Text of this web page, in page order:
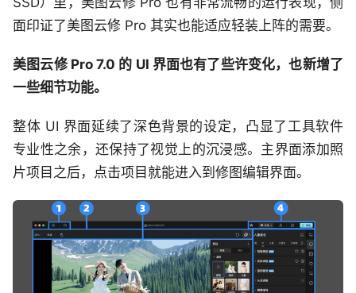
面印证了美图云修 Pro 其实也能适应轻装上阵的需要。
美图云修 Pro 7.0 的 UI 界面也有了些许变化，也新增了
一些细节功能。
整体 UI 界面延续了深色背景的设定，凸显了工具软件
专业性之余，还保持了视觉上的沉浸感。主界面添加照
片项目之后，点击项目就能进入到修图编辑界面。